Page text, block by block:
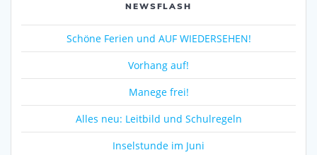
NEWSFLASH
Schöne Ferien und AUF WIEDERSEHEN!
Vorhang auf!
Manege frei!
Alles neu: Leitbild und Schulregeln
Inselstunde im Juni